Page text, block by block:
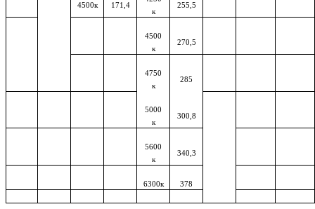
4500к 171,4
к
255,5
4500
к
270,5
4750
к
285
5000
к
300,8
5600
к
340,3
6300к 378